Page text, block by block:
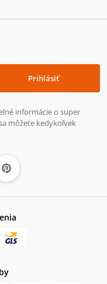
Prihlásiť
informácie o super
môžete kedykoľvek